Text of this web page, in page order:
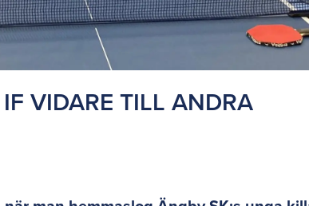
VIDARE TILL ANDRA